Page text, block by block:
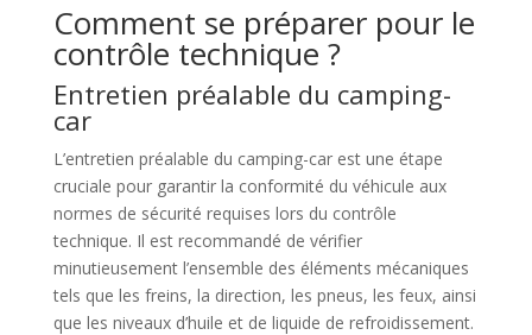
Comment se préparer pour le
contrôle technique ?
Entretien préalable du camping-
car
L’entretien préalable du camping-car est une étape
cruciale pour garantir la conformité du véhicule aux
normes de sécurité requises lors du contrôle
technique. Il est recommandé de vérifier
minutieusement l’ensemble des éléments mécaniques
tels que les freins, la direction, les pneus, les feux, ainsi
que les niveaux d’huile et de liquide de refroidissement.